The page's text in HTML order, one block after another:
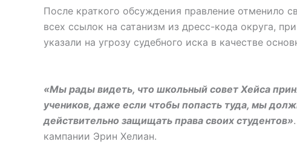
После краткого обсуждения правление отменило
всех ссылок на сатанизм из дресс-кода округа,
указали на угрозу судебного иска в качестве
«Мы рады видеть, что школьный совет Хейса
учеников, даже если чтобы попасть туда, мы
действительно защищать права своих студентов»
кампании Эрин Хелиан.